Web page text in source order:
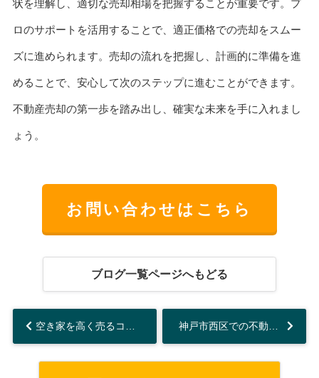
状を理解し、適切な売却相場を把握することが重要です。プ
ロのサポートを活用することで、適正価格での売却をスムー
ズに進められます。売却の流れを把握し、計画的に準備を進
めることで、安心して次のステップに進むことができます。
不動産売却の第一歩を踏み出し、確実な未来を手に入れまし
ょう。
お問い合わせはこちら
ブログ一覧ページへもどる